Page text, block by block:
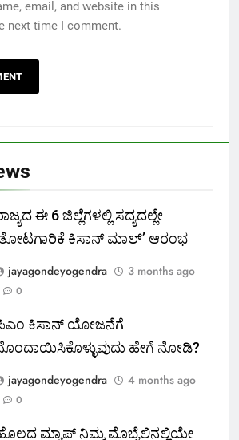
email, and website in this
next time I comment.
ಈ 6 ಜಿಲ್ಲೆಗಳಲ್ಲಿ ಸದ್ಯದಲ್ಲೇ
ಕಿಸಾನ್ ಮಾಲ್‌’ ಆರಂಭ
jayagondeyogendra
3 months ago
0
ಕಿಸಾನ್ ಯೋಜನೆಗೆ
ಹೇಗೆ ನೋಡಿ?
jayagondeyogendra
4 months ago
0
ಮ್ಯಾಪ್ ನಿಮ್ಮ ಮೊಬೈಲಿನಲ್ಲಿಯೇ